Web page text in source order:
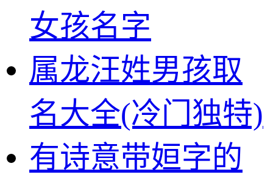
女孩名字
属龙汪姓男孩取
名大全(冷门独特)
有诗意带姮字的